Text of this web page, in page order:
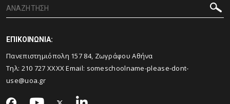
ΕΠΙΚΟΙΝΩΝΙΑ:
Πανεπιστημιόπολη 157 84, Ζωγράφου Αθήνα
Τηλ: 210 727 XXXX Email: someschoolname-please-dont-
use@uoa.gr